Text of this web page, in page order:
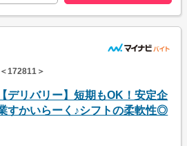
172811＞
【デリバリー】短期もOK！安定企
すかいらーく♪シフトの柔軟性◎